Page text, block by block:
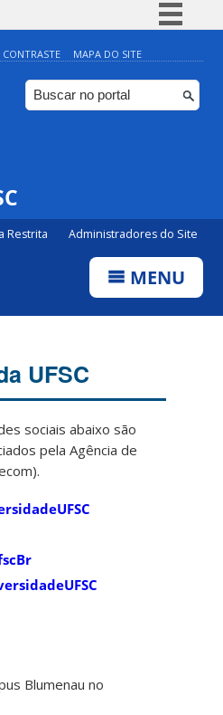
Simplifique!
Comunica BR
Participe
MAPA DO SITE
Restrita Administradores do Site
MENU
UFSC
sociais abaixo são
pela Agência de
Blumenau no